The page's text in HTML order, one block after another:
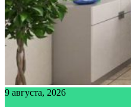
9 августа, 2026